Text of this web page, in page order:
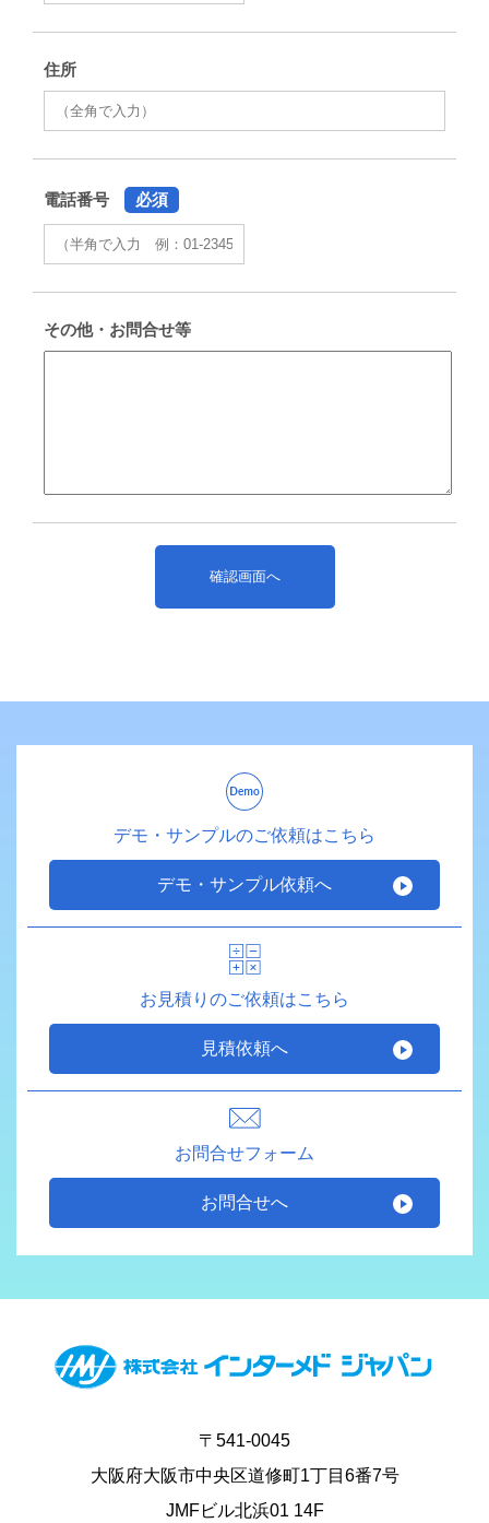
住所
電話番号 必須
その他・お問合せ等
デモ・サンプルのご依頼はこちら
デモ・サンプル依頼へ
お見積りのご依頼はこちら
見積依頼へ
お問合せフォーム
お問合せへ
〒541-0045
大阪府大阪市中央区道修町1丁目6番7号
JMFビル北浜01 14F